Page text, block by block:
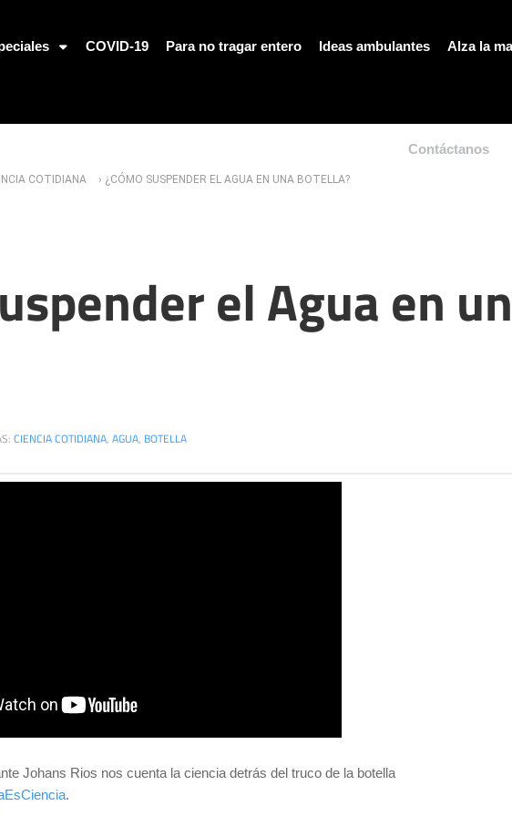
COVID-19 Para no tragar entero Ideas ambulantes Alza la
Contáctanos
COTIDIANA › ¿CÓMO SUSPENDER EL AGUA EN UNA BOTELLA?
el Agua en
CIENCIA COTIDIANA, AGUA, BOTELLA
Johans Rios nos cuenta la ciencia detrás del truco de la botella
.